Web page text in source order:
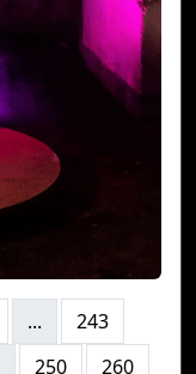
...
243
250 260